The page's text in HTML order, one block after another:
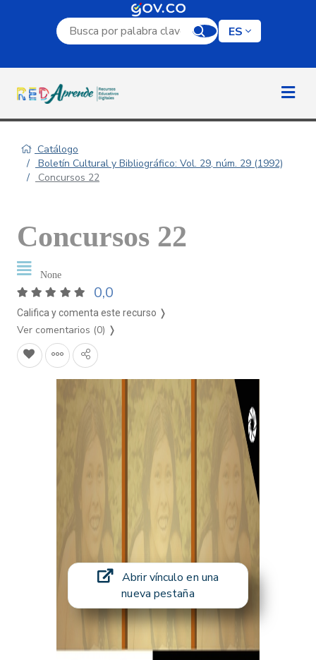
Campo de búsqueda por palabra clave
ES
Catálogo
Boletín Cultural y Bibliográfico: Vol. 29, núm. 29 (1992)
Concursos 22
Concursos 22
None
0,0
Califica y comenta este recurso ❭
Ver comentarios (0) ❭
Abrir vínculo en una
nueva pestaña